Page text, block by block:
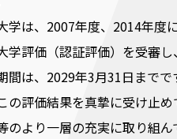
学は、2007年度、2014年度
学評価（認証評価）を受審
間は、2029年3月31日までで
の評価結果を真摯に受け止
のより一層の充実に取り組ん